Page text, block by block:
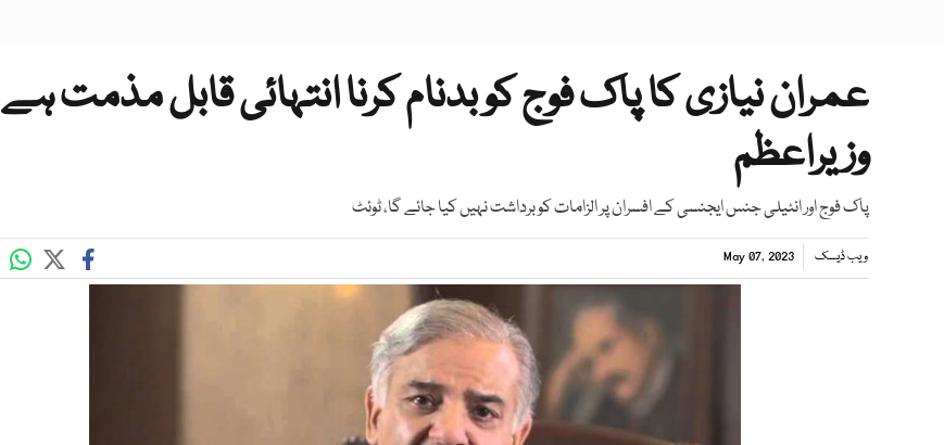
عمران نیازی کا پاک فوج کو بدنام کرنا انتہائی قابل مذمت ہے
وزیراعظم
پاک فوج اور انٹیلی جنس ایجنسی کے افسران پر الزامات کو برداشت نہیں کیا جائے گا، ٹوئٹ
ویب ڈیسک May 07, 2023